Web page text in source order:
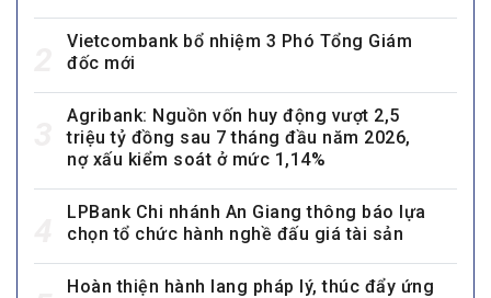
Vietcombank bổ nhiệm 3 Phó Tổng Giám
đốc mới
Agribank: Nguồn vốn huy động vượt 2,5
triệu tỷ đồng sau 7 tháng đầu năm 2026,
nợ xấu kiểm soát ở mức 1,14%
LPBank Chi nhánh An Giang thông báo lựa
chọn tổ chức hành nghề đấu giá tài sản
Hoàn thiện hành lang pháp lý, thúc đẩy ứng